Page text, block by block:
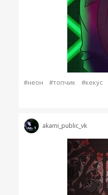
#неон #топчик #кекус
akami_public_vk